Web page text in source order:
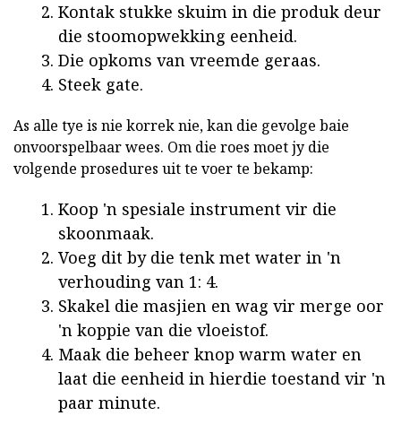
Kontak stukke skuim in die produk deur
die stoomopwekking eenheid.
Die opkoms van vreemde geraas.
Steek gate.
As alle tye is nie korrek nie, kan die gevolge baie
onvoorspelbaar wees. Om die roes moet jy die
volgende prosedures uit te voer te bekamp:
Koop 'n spesiale instrument vir die
skoonmaak.
Voeg dit by die tenk met water in 'n
verhouding van 1: 4.
Skakel die masjien en wag vir merge oor
'n koppie van die vloeistof.
Maak die beheer knop warm water en
laat die eenheid in hierdie toestand vir 'n
paar minute.